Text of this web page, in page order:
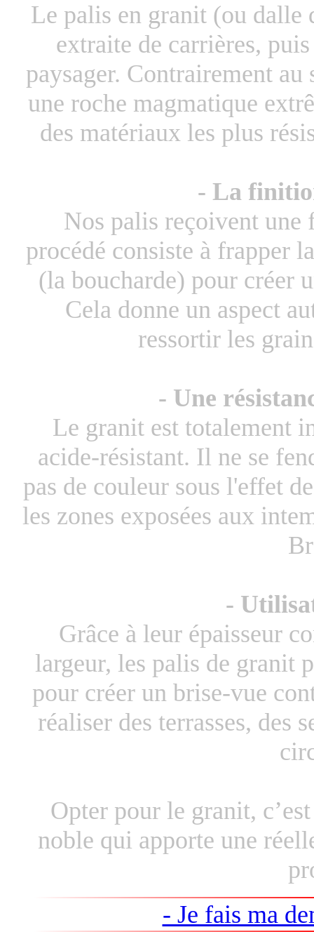
Le palis en granit (ou dalle
extraite de carrières,
paysager. Contrairement
une roche magmatique
des matériaux les plus
- La
Nos palis reçoivent
procédé consiste à frapper
(la boucharde) pour créer
Cela donne un aspect
ressortir les
- Une
Le granit est totalement
acide-résistant. Il ne se
pas de couleur sous l'effet
les zones exposées aux
-
Grâce à leur épaisseur
largeur, les palis de granit
pour créer un brise-vue
réaliser des terrasses, des
Opter pour le granit,
noble qui apporte une
- Je fais ma